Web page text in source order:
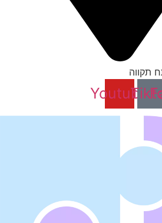
Youtube